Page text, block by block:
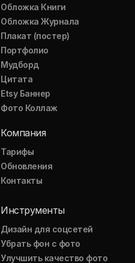
Обложка Книги
Обложка Журнала
Плакат (постер)
Портфолио
Мудборд
Цитата
Etsy Баннер
Фото Коллаж
Компания
Тарифы
Обновления
Контакты
Инструменты
Дизайн для соцсетей
Убрать фон с фото
Улучшить качество фото